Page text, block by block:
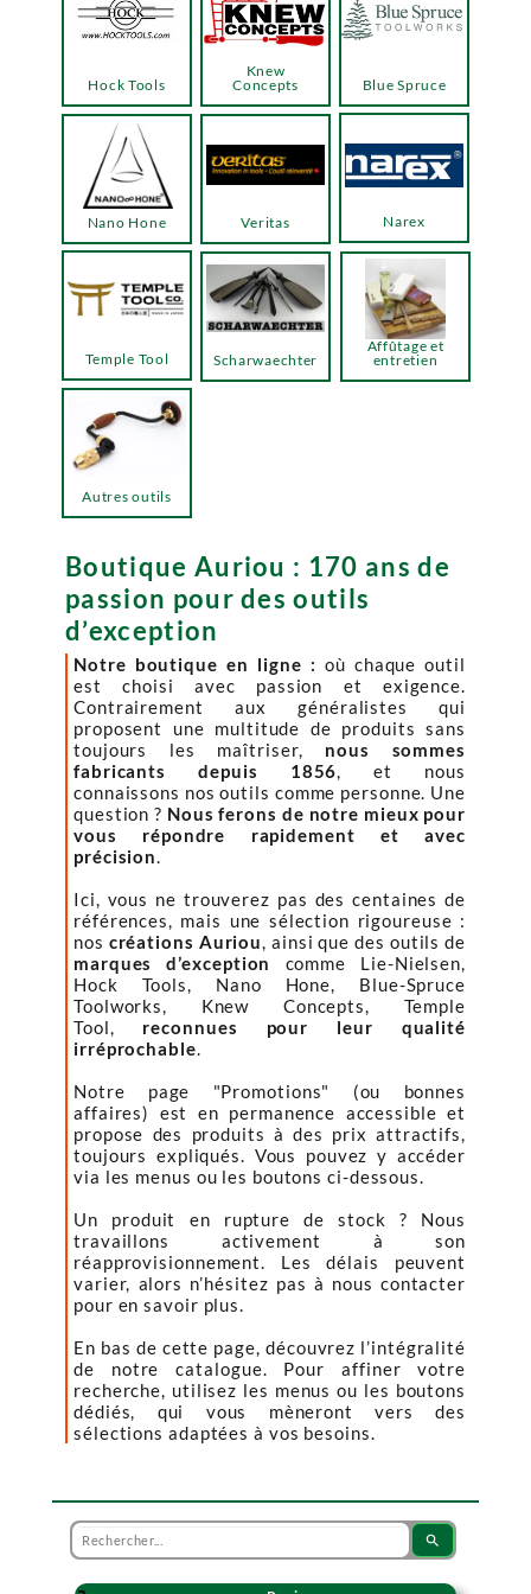
Boutique Auriou : 170 ans de
passion pour des outils
d’exception
Notre boutique en ligne : où chaque outil
est choisi avec passion et exigence.
Contrairement aux généralistes qui
proposent une multitude de produits sans
toujours les maîtriser, nous sommes
fabricants depuis 1856, et nous
connaissons nos outils comme personne. Une
question ? Nous ferons de notre mieux pour
vous répondre rapidement et avec
précision.
Ici, vous ne trouverez pas des centaines de
références, mais une sélection rigoureuse :
nos créations Auriou, ainsi que des outils de
marques d’exception
comme Lie-Nielsen,
Hock Tools, Nano Hone, Blue-Spruce
Toolworks, Knew Concepts, Temple
Tool, reconnues pour leur qualité
irréprochable.
Notre page "Promotions" (ou bonnes
affaires) est en permanence accessible et
propose des produits à des prix attractifs,
toujours expliqués. Vous pouvez y accéder
via les menus ou les boutons ci-dessous.
Un produit en rupture de stock ? Nous
travaillons activement à son
réapprovisionnement. Les délais peuvent
varier, alors n’hésitez pas à nous contacter
pour en savoir plus.
En bas de cette page, découvrez l’intégralité
de notre catalogue. Pour affiner votre
recherche, utilisez les menus ou les boutons
dédiés, qui vous mèneront vers des
sélections adaptées à vos besoins.
Hock Tools
Knew
Concepts
Temple Tool
Blue Spruce
Narex
Veritas
Nano Hone
Autres outils
Scharwaechter
Affûtage et
entretien
search